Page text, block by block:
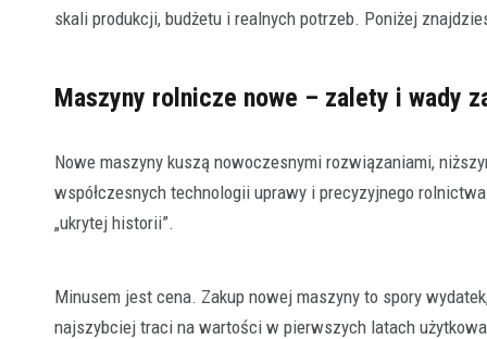
skali produkcji, budżetu i realnych potrzeb. Poniżej
Maszyny rolnicze nowe – zalety i wady
Nowe maszyny kuszą nowoczesnymi rozwiązaniami,
współczesnych technologii uprawy i precyzyjnego
„ukrytej historii”.
Minusem jest cena. Zakup nowej maszyny to spory
najszybciej traci na wartości w pierwszych latach